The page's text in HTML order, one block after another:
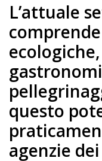
L’attuale
questo
agenzie